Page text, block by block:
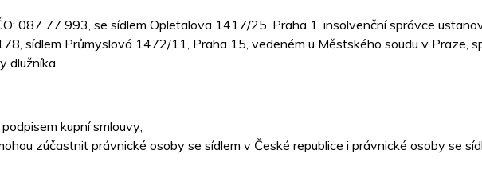
087 77 993, se sídlem Opletalova 1417/25, Praha 1, insolvenční správce
sídlem Průmyslová 1472/11, Praha 15, vedeném u Městského soudu v Praze,
dlužníka.
kupní smlouvy;
zúčastnit právnické osoby se sídlem v České republice i právnické osoby se